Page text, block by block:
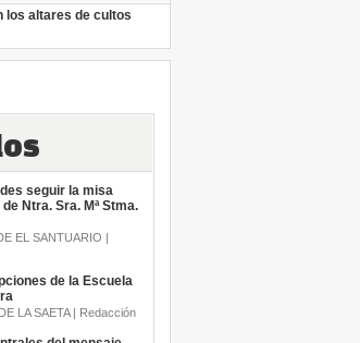
los altares de cultos
seguir la misa
Ntra. Sra. Mª Stma.
EL SANTUARIO |
de la Escuela
LA SAETA | Redacción